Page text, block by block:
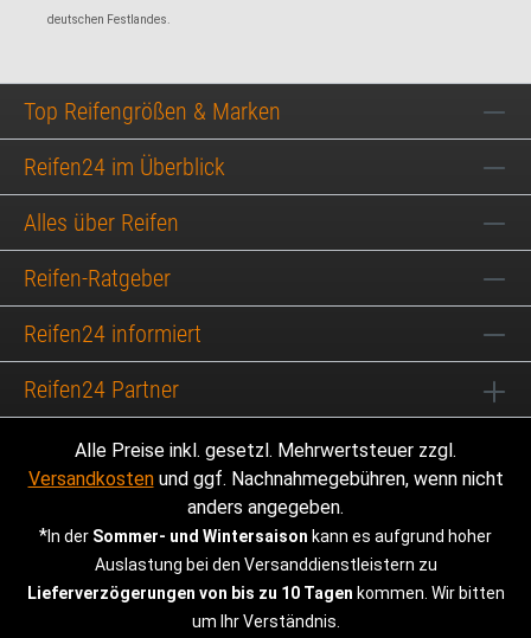
deutschen Festlandes.
Top Reifengrößen & Marken
Reifen24 im Überblick
Alles über Reifen
Reifen-Ratgeber
Reifen24 informiert
Reifen24 Partner
Alle Preise inkl. gesetzl. Mehrwertsteuer zzgl.
Versandkostenund ggf. Nachnahmegebühren, wenn nicht
anders angegeben.
*In der Sommer- und Wintersaison kann es aufgrund hoher
Auslastung bei den Versanddienstleistern zu
Lieferverzögerungen von bis zu 10 Tagen kommen. Wir bitten
um Ihr Verständnis.